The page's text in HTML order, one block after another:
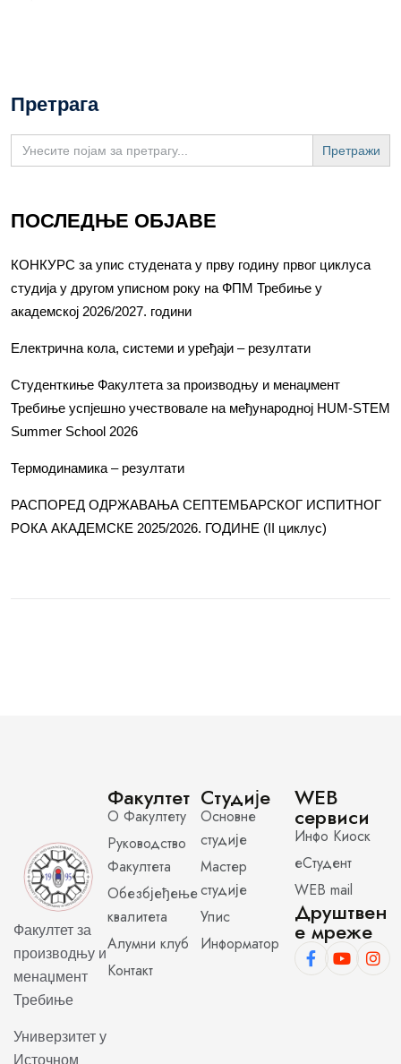
Претрага
Search
for:
ПОСЛЕДЊЕ ОБЈАВЕ
КОНКУРС за упис студената у прву годину првог циклуса
студија у другом уписном року на ФПМ Требиње у
академској 2026/2027. години
Електрична кола, системи и уређаји – резултати
Студенткиње Факултета за производњу и менаџмент
Требиње успјешно учествовале на међународној HUM-STEM
Summer School 2026
Термодинамика – резултати
РАСПОРЕД ОДРЖАВАЊА СЕПТЕМБАРСКОГ ИСПИТНОГ
РОКА АКАДЕМСКЕ 2025/2026. ГОДИНЕ (II циклус)
Факултет за
производњу и
менаџмент
Требиње
Универзитет у
Источном
Факултет
О Факултету
Руководство
Факултета
Обезбјеђење
квалитета
Алумни клуб
Контакт
Студије
Основне
студије
Мастер
студије
Упис
Информатор
WEB
сервиси
Инфо Киоск
еСтудент
WEB mail
Друштвен
е мреже